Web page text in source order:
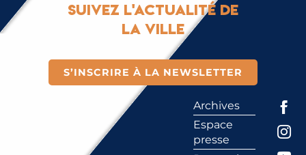
Suivez l'actualité de
la ville
S’INSCRIRE À LA NEWSLETTER
Archives
Espace
presse